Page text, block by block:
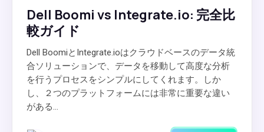
Dell Boomi vs Integrate.io: 完全比
較ガイド
Dell BoomiとIntegrate.ioはクラウドベースのデータ統
合ソリューションで、データを移動して高度な分析
を行うプロセスをシンプルにしてくれます。しか
し、２つのプラットフォームには非常に重要な違い
がある...